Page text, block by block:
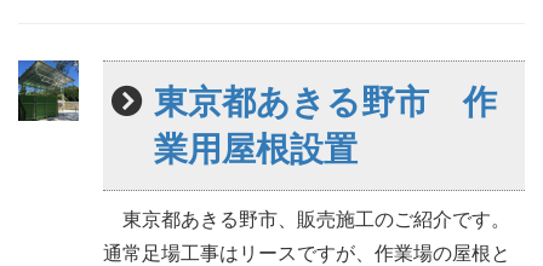
東京都あきる野市 作
業用屋根設置
東京都あきる野市、販売施工のご紹介です。
通常足場工事はリースですが、作業場の屋根と